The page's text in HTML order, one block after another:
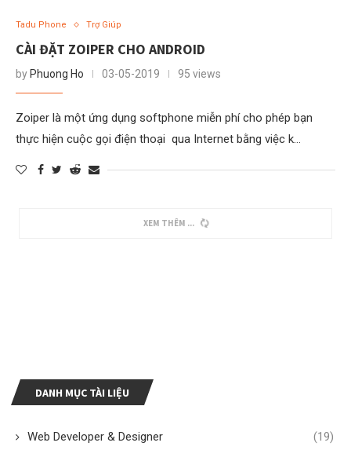
Tadu Phone Trợ Giúp
CÀI ĐẶT ZOIPER CHO ANDROID
by Phuong Ho 03-05-2019 95 views
Zoiper là một ứng dụng softphone miễn phí cho phép bạn
thực hiện cuộc gọi điện thoại qua Internet bằng việc k…
XEM THÊM
DANH MỤC TÀI LIỆU
Web Developer & Designer (19)